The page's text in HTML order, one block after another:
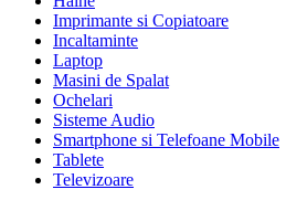
Imprimante si Copiatoare
Incaltaminte
Laptop
Masini de Spalat
Ochelari
Sisteme Audio
Smartphone si Telefoane Mobile
Tablete
Televizoare